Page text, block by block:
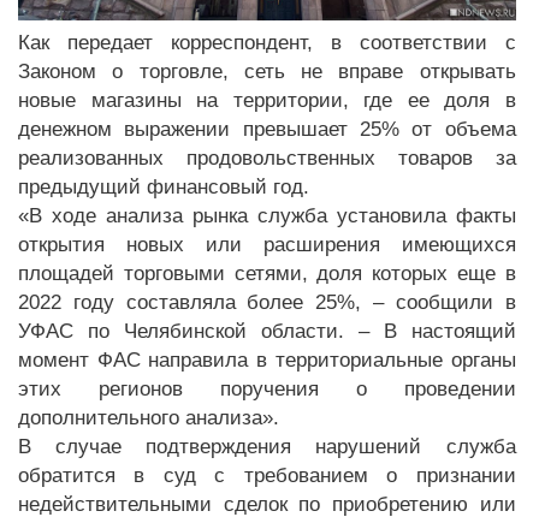
Как передает корреспондент, в соответствии с
Законом о торговле, сеть не вправе открывать
новые магазины на территории, где ее доля в
денежном выражении превышает 25% от объема
реализованных продовольственных товаров за
предыдущий финансовый год.
«В ходе анализа рынка служба установила факты
открытия новых или расширения имеющихся
площадей торговыми сетями, доля которых еще в
2022 году составляла более 25%, – сообщили в
УФАС по Челябинской области. – В настоящий
момент ФАС направила в территориальные органы
этих регионов поручения о проведении
дополнительного анализа».
В случае подтверждения нарушений служба
обратится в суд с требованием о признании
недействительными сделок по приобретению или